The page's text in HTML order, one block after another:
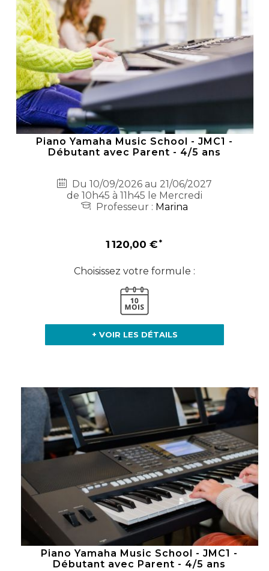
Piano Yamaha Music School - JMC1 -
Débutant avec Parent - 4/5 ans
Du 10/09/2026 au 21/06/2027
de 10h45 à 11h45 le Mercredi
Professeur : Marina
1 120,00 €
Choisissez votre formule :
+ VOIR LES DÉTAILS
Piano Yamaha Music School - JMC1 -
Débutant avec Parent - 4/5 ans